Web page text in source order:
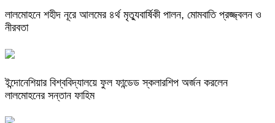
লালমোহনে শহীদ নূরে আলমের ৪র্থ মৃত্যুবার্ষিকী পালন, মোমবাতি প্রজ্জ্বলন ও
নীরবতা
ইন্দোনেশিয়ার বিশ্ববিদ্যালয়ে ফুল ফান্ডেড স্কলারশিপ অর্জন করলেন
লালমোহনের সন্তান ফাহিম